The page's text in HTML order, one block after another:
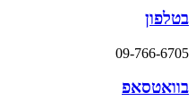
בטלפון
09-766-6705
בוואטסאפ